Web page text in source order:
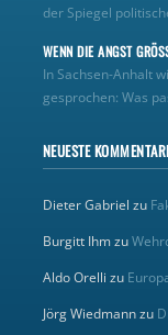
der Spiegel
WENN DIE ANGST
In Sachsen-Anhalt
gesprochen: Was
NEUESTE
Dieter Gabriel zu
Burgitt Ihmzu
Aldo Orelli zu
Jörg Wiedmannzu